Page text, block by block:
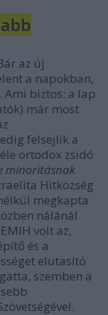
az új
a napokban,
biztos: a lap
már most
felsejlik a
ortodox zsidó
minoritásnak
Hitközség
megkapta
nálánál
volt az,
és a
elutasító
szemben a